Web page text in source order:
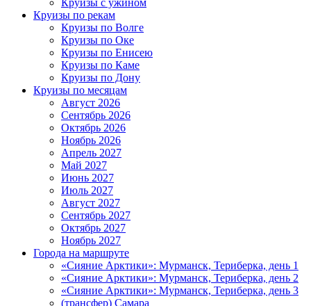
Круизы с ужином
Круизы по рекам
Круизы по Волге
Круизы по Оке
Круизы по Енисею
Круизы по Каме
Круизы по Дону
Круизы по месяцам
Август 2026
Сентябрь 2026
Октябрь 2026
Ноябрь 2026
Апрель 2027
Май 2027
Июнь 2027
Июль 2027
Август 2027
Сентябрь 2027
Октябрь 2027
Ноябрь 2027
Города на маршруте
«Сияние Арктики»: Мурманск, Териберка, день 1
«Сияние Арктики»: Мурманск, Териберка, день 2
«Сияние Арктики»: Мурманск, Териберка, день 3
(трансфер) Самара